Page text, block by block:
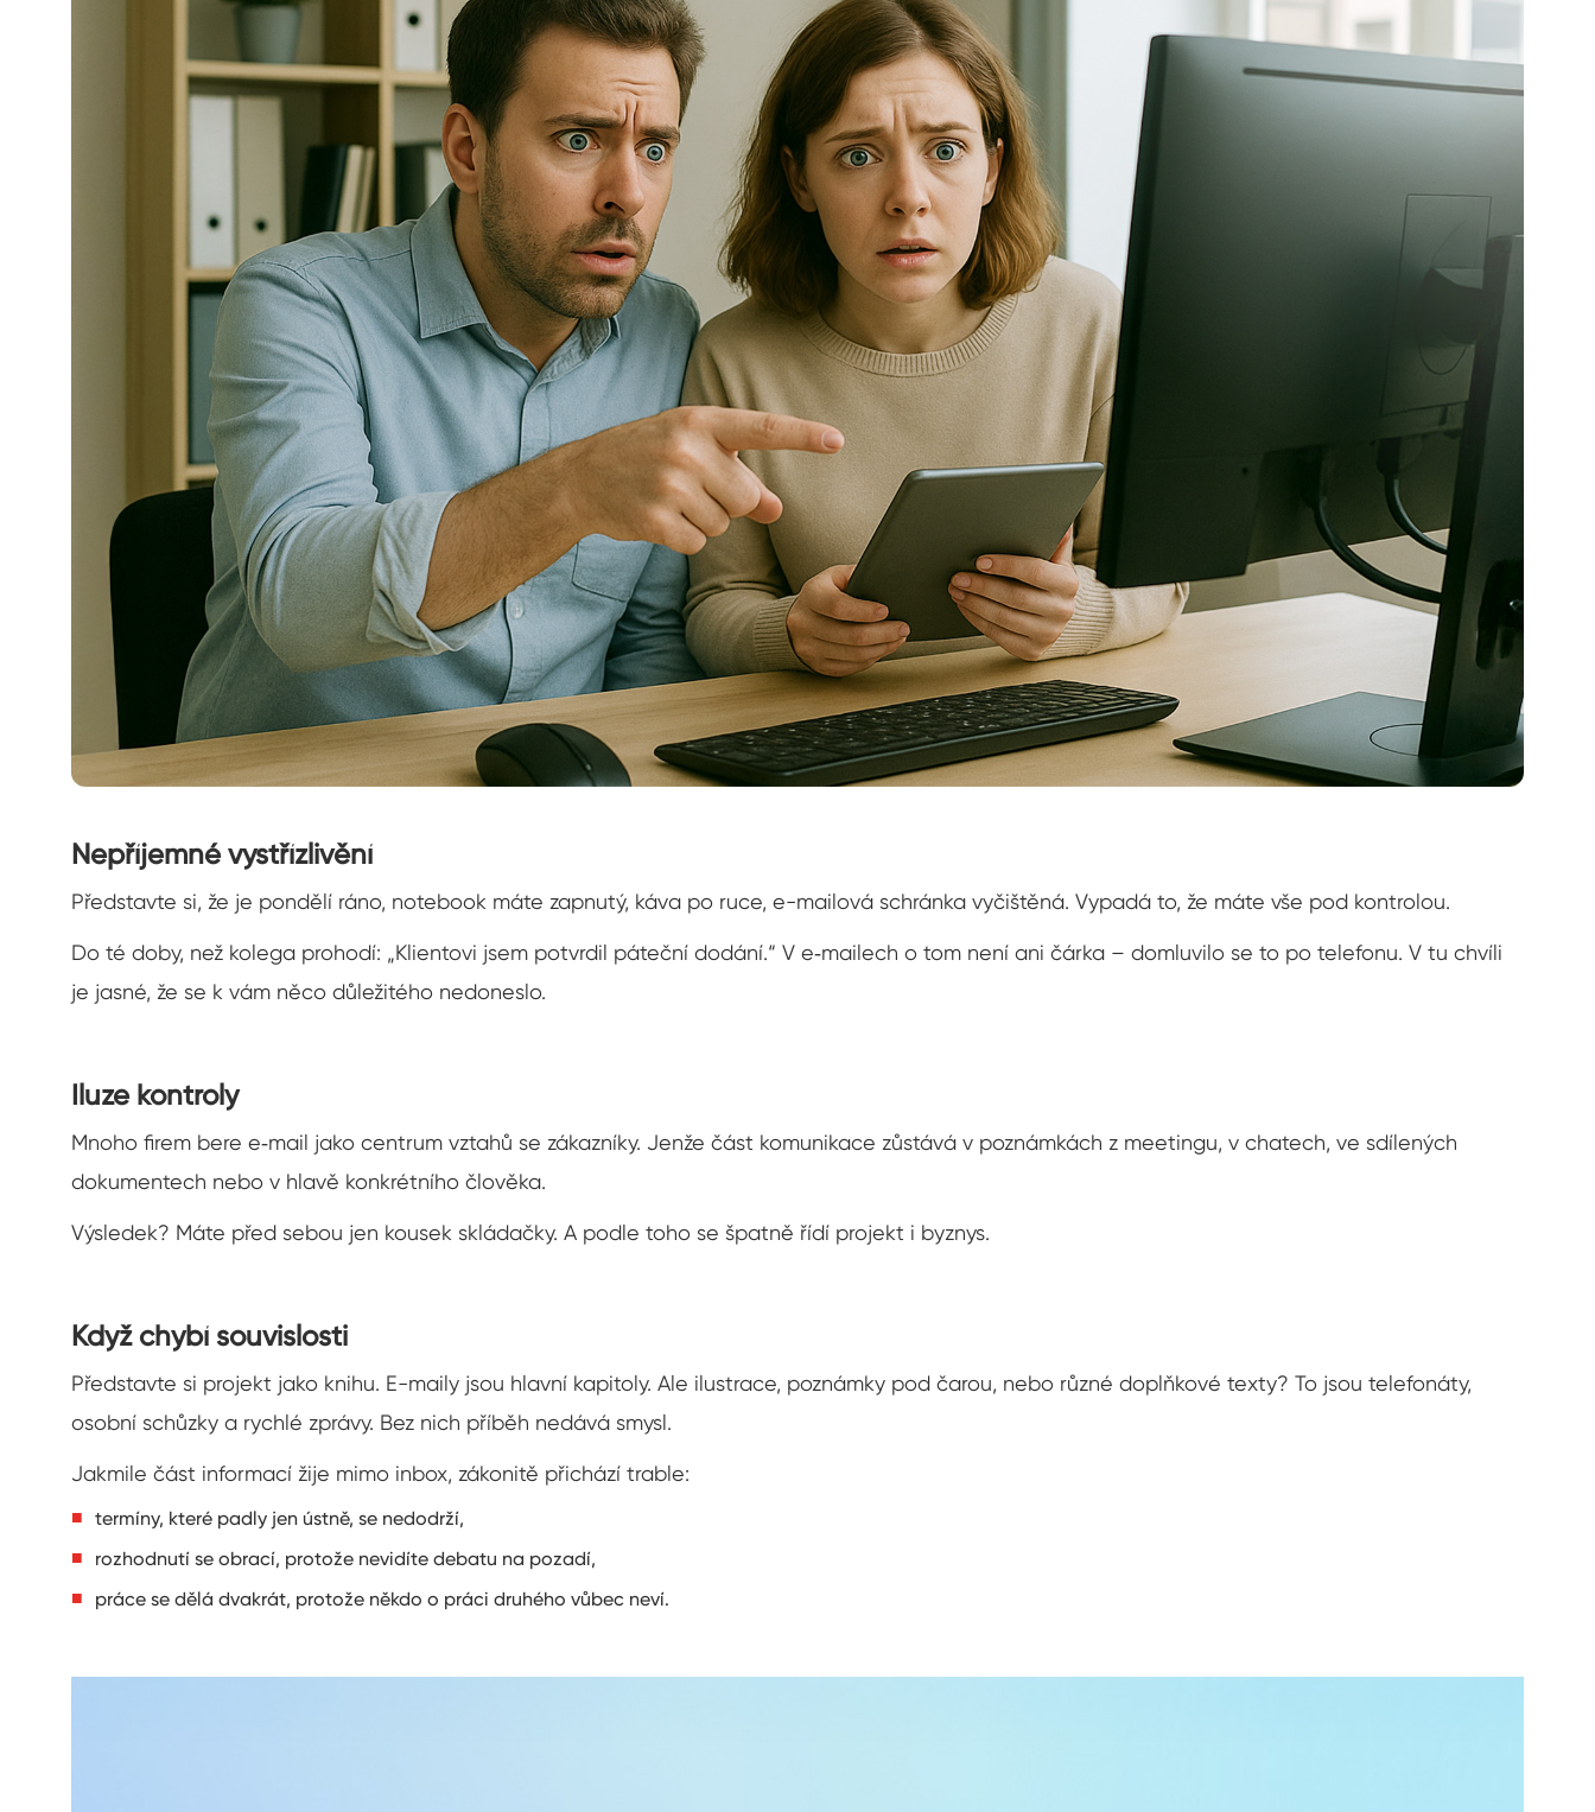
Nepříjemné vystřízlivění
Představte si, že je pondělí ráno, notebook máte zapnutý, káva po ruce, e-mailová schránka vyčištěná. Vypadá to, že máte vše pod kontrolou.
Do té doby, než kolega prohodí: „Klientovi jsem potvrdil páteční dodání.“ V e‑mailech o tom není ani čárka – domluvilo se to po telefonu. V tu chvíli
je jasné, že se k vám něco důležitého nedoneslo.
Iluze kontroly
Mnoho firem bere e‑mail jako centrum vztahů se zákazníky. Jenže část komunikace zůstává v poznámkách z meetingu, v chatech, ve sdílených
dokumentech nebo v hlavě konkrétního člověka.
Výsledek? Máte před sebou jen kousek skládačky. A podle toho se špatně řídí projekt i byznys.
Když chybí souvislosti
Představte si projekt jako knihu. E-maily jsou hlavní kapitoly. Ale ilustrace, poznámky pod čarou, nebo různé doplňkové texty? To jsou telefonáty,
osobní schůzky a rychlé zprávy. Bez nich příběh nedává smysl.
Jakmile část informací žije mimo inbox, zákonitě přichází trable:
termíny, které padly jen ústně, se nedodrží,
rozhodnutí se obrací, protože nevidíte debatu na pozadí,
práce se dělá dvakrát, protože někdo o práci druhého vůbec neví.